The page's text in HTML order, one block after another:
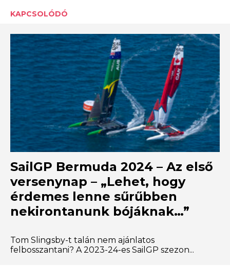
KAPCSOLÓDÓ
SailGP Bermuda 2024 – Az első
versenynap – „Lehet, hogy
érdemes lenne sűrűbben
nekirontanunk bójáknak…”
Tom Slingsby-t talán nem ajánlatos
felbosszantani? A 2023-24-es SailGP szezon...